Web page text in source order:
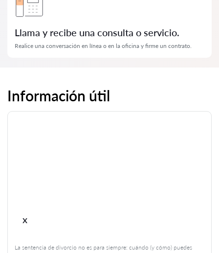
Llama y recibe una consulta o servicio.
Realice una conversación en línea o en la oficina y firme un contrato.
Información útil
x
La sentencia de divorcio no es para siempre: cuándo (y cómo) puedes